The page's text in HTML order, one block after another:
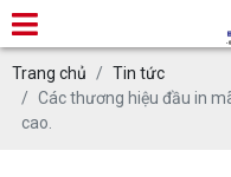
Trang chủ
Tin tức
Các thương hiệu đầu in
cao.